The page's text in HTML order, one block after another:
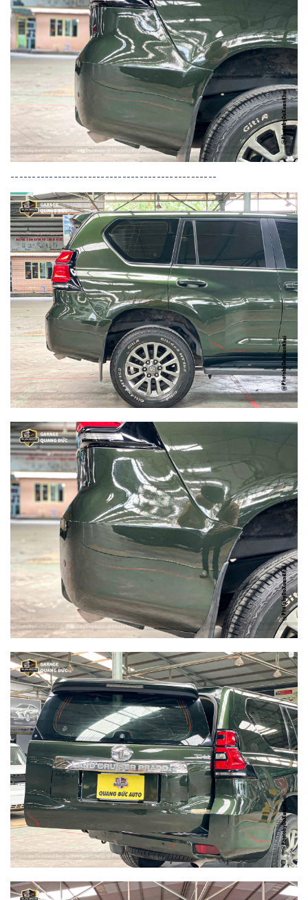
------------------------------------------------